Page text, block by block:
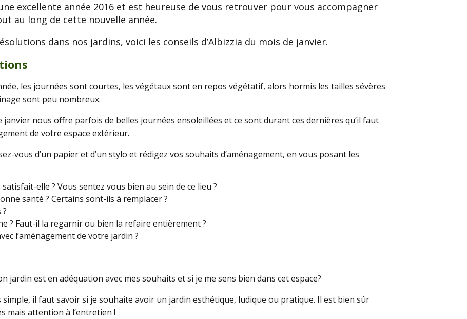
excellente année 2016 et est heureuse de vous retrouver pour vous accompagner
au long de cette nouvelle année.
dans nos jardins, voici les conseils d’Albizzia du mois de janvier.
les journées sont courtes, les végétaux sont en repos végétatif, alors hormis les tailles sévères
sont peu nombreux.
janvier nous offre parfois de belles journées ensoleillées et ce sont durant ces dernières qu’il faut
de votre espace extérieur.
vous d’un papier et d’un stylo et rédigez vos souhaits d’aménagement, en vous posant les
elle ? Vous sentez vous bien au sein de ce lieu ?
santé ? Certains sont-ils à remplacer ?
? Faut-il la regarnir ou bien la refaire entièrement ?
l’aménagement de votre jardin ?
jardin est en adéquation avec mes souhaits et si je me sens bien dans cet espace?
il faut savoir si je souhaite avoir un jardin esthétique, ludique ou pratique. Il est bien sûr
mais attention à l’entretien !